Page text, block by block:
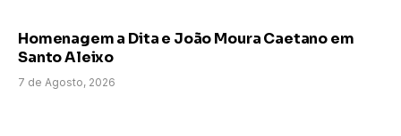
Homenagem a Dita e João Moura Caetano em
Santo Aleixo
7 de Agosto, 2026